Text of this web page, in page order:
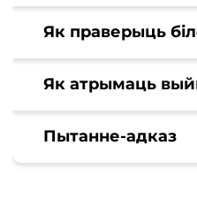
Як праверыць
Як атрымаць
Пытанне-адказ